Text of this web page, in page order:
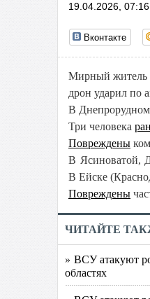
19.04.2026, 07:16,
Вконтакте
Мирный житель
дрон ударил по
В
Три человека
Повреждены
В Ясиноватой,
В Ейске
Повреждены
ЧИТАЙТЕ
» ВСУ атакуют
областях